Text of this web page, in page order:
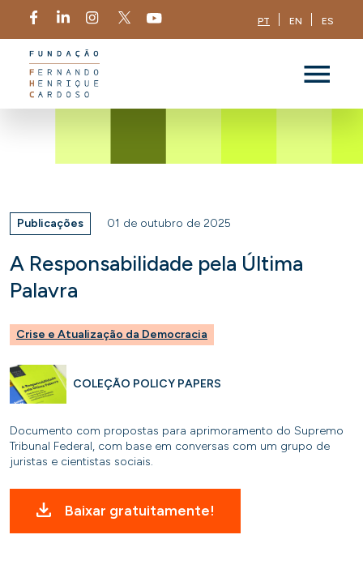
PT EN ES
Publicações 01 de outubro de 2025
A Responsabilidade pela Última
Palavra
Crise e Atualização da Democracia
COLEÇÃO POLICY PAPERS
Documento com propostas para aprimoramento do Supremo
Tribunal Federal, com base em conversas com um grupo de
juristas e cientistas sociais.
Baixar gratuitamente!